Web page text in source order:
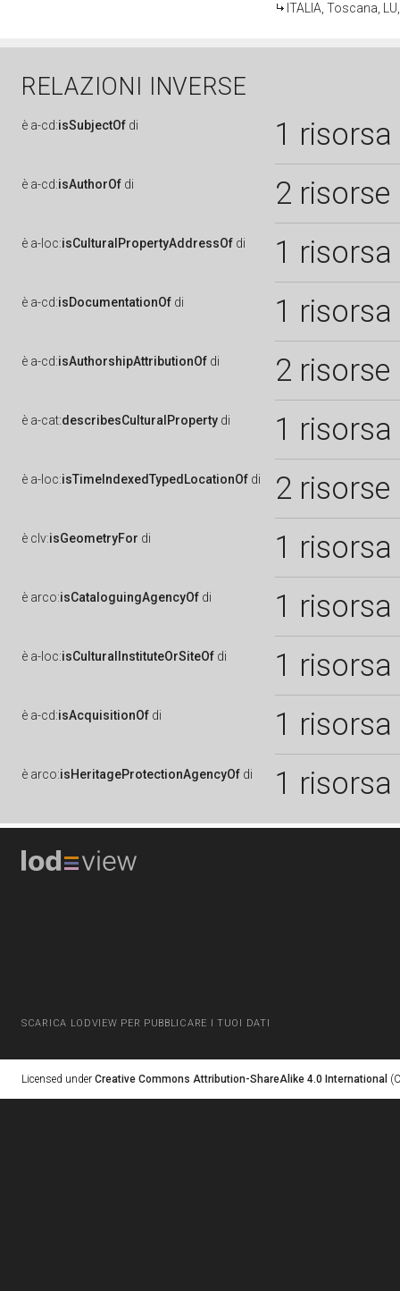
ITALIA, Toscana,
RELAZIONI INVERSE
è a-cd:isSubjectOf di 1 risorsa
è a-cd:isAuthorOf di 2 risorse
è a-loc:isCulturalPropertyAddressOf di 1 risorsa
è a-cd:isDocumentationOf di 1 risorsa
è a-cd:isAuthorshipAttributionOf di 2 risorse
è a-cat:describesCulturalProperty di 1 risorsa
è a-loc:isTimeIndexedTypedLocationOf di 2 risorse
è clv:isGeometryFor di 1 risorsa
è arco:isCataloguingAgencyOf di 1 risorsa
è a-loc:isCulturalInstituteOrSiteOf di 1 risorsa
è a-cd:isAcquisitionOf di 1 risorsa
è arco:isHeritageProtectionAgencyOf di 1 risorsa
SCARICA LODVIEW PER PUBBLICARE I TUOI DATI
Licensed under Creative Commons Attribution-ShareAlike 4.0 International